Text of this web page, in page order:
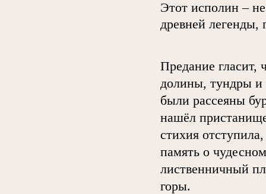
Этот исполин –
древней легенды,
Предание гласит,
долины, тундры и
были рассеяны
нашёл
стихия
память о
лиственничный
горы.